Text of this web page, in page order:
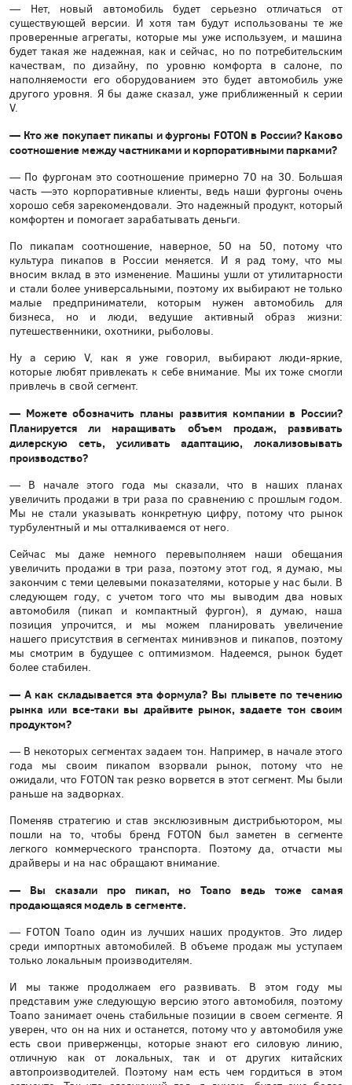
— Нет, новый автомобиль будет серьезно отличаться от
существующей версии. И хотя там будут использованы те же
проверенные агрегаты, которые мы уже используем, и машина
будет такая же надежная, как и сейчас, но по потребительским
качествам, по дизайну, по уровню комфорта в салоне, по
наполняемости его оборудованием это будет автомобиль уже
другого уровня. Я бы даже сказал, уже приближенный к серии
V.
— Кто же покупает пикапы и фургоны FOTON в России? Каково
соотношение между частниками и корпоративными парками?
— По фургонам это соотношение примерно 70 на 30. Большая
часть —это корпоративные клиенты, ведь наши фургоны очень
хорошо себя зарекомендовали. Это надежный продукт, который
комфортен и помогает зарабатывать деньги.
По пикапам соотношение, наверное, 50 на 50, потому что
культура пикапов в России меняется. И я рад тому, что мы
вносим вклад в это изменение. Машины ушли от утилитарности
и стали более универсальными, поэтому их выбирают не только
малые предприниматели, которым нужен автомобиль для
бизнеса, но и люди, ведущие активный образ жизни:
путешественники, охотники, рыболовы.
Ну а серию V, как я уже говорил, выбирают люди-яркие,
которые любят привлекать к себе внимание. Мы их тоже смогли
привлечь в свой сегмент.
— Можете обозначить планы развития компании в России?
Планируется ли наращивать объем продаж, развивать
дилерскую сеть, усиливать адаптацию, локализовывать
производство?
— В начале этого года мы сказали, что в наших планах
увеличить продажи в три раза по сравнению с прошлым годом.
Мы не стали указывать конкретную цифру, потому что рынок
турбулентный и мы отталкиваемся от него.
Сейчас мы даже немного перевыполняем наши обещания
увеличить продажи в три раза, поэтому этот год, я думаю, мы
закончим с теми целевыми показателями, которые у нас были. В
следующем году, с учетом того что мы выводим два новых
автомобиля (пикап и компактный фургон), я думаю, наша
позиция упрочится, и мы можем планировать увеличение
нашего присутствия в сегментах минивэнов и пикапов, поэтому
мы смотрим в будущее с оптимизмом. Надеемся, рынок будет
более стабилен.
— А как складывается эта формула? Вы плывете по течению
рынка или все-таки вы драйвите рынок, задаете тон своим
продуктом?
— В некоторых сегментах задаем тон. Например, в начале этого
года мы своим пикапом взорвали рынок, потому что не
ожидали, что FOTON так резко ворвется в этот сегмент. Мы были
раньше на задворках.
Поменяв стратегию и став эксклюзивным дистрибьютором, мы
пошли на то, чтобы бренд FOTON был заметен в сегменте
легкого коммерческого транспорта. Поэтому да, отчасти мы
драйверы и на нас обращают внимание.
— Вы сказали про пикап, но Toano ведь тоже самая
продающаяся модель в сегменте.
— FOTON Toano один из лучших наших продуктов. Это лидер
среди импортных автомобилей. В объеме продаж мы уступаем
только локальным производителям.
И мы также продолжаем его развивать. В этом году мы
представим уже следующую версию этого автомобиля, поэтому
Toano занимает очень стабильные позиции в своем сегменте. Я
уверен, что он на них и останется, потому что у автомобиля уже
есть свои приверженцы, которые знают его силовую линию,
отличную как от локальных, так и от других китайских
автопроизводителей. Поэтому нам есть чем гордиться в этом